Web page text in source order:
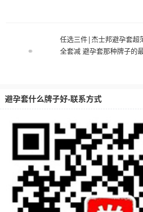
任选三件|杰士邦避孕套超
全套减 避孕套那种牌子的
避孕套什么牌子好-联系方式